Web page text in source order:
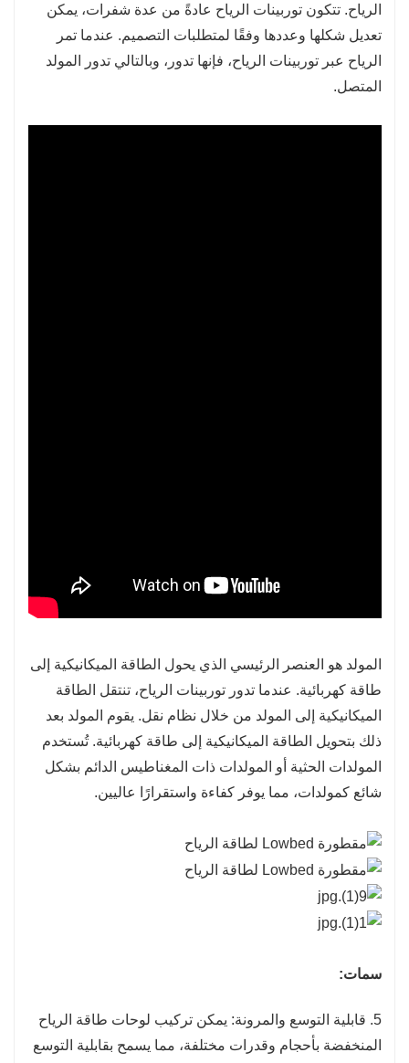
الرياح. تتكون توربينات الرياح عادةً من عدة شفرات، يمكن
تعديل شكلها وعددها وفقًا لمتطلبات التصميم. عندما تمر
الرياح عبر توربينات الرياح، فإنها تدور، وبالتالي تدور المولد
المتصل.
المولد هو العنصر الرئيسي الذي يحول الطاقة الميكانيكية إلى
طاقة كهربائية. عندما تدور توربينات الرياح، تنتقل الطاقة
الميكانيكية إلى المولد من خلال نظام نقل. يقوم المولد بعد
ذلك بتحويل الطاقة الميكانيكية إلى طاقة كهربائية. تُستخدم
المولدات الحثية أو المولدات ذات المغناطيس الدائم بشكل
شائع كمولدات، مما يوفر كفاءة واستقرارًا عاليين.
سمات:
5. قابلية التوسع والمرونة: يمكن تركيب لوحات طاقة الرياح
المنخفضة بأحجام وقدرات مختلفة، مما يسمح بقابلية التوسع